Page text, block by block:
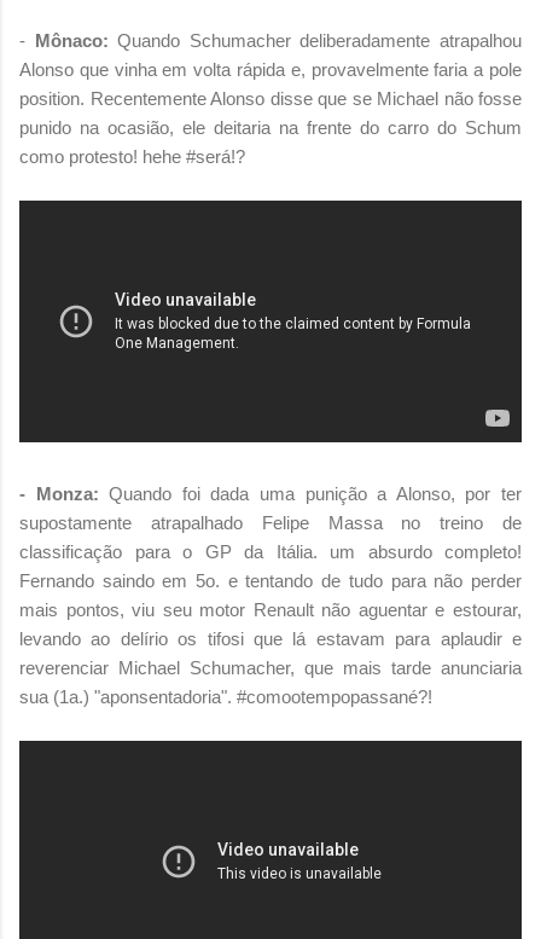
- Mônaco:Quando Schumacher deliberadamente atrapalhou
Alonso que vinha em volta rápida e, provavelmente faria a pole
position. Recentemente Alonso disse que se Michael não fosse
punido na ocasião, ele deitaria na frente do carro do Schum
como protesto! hehe #será!?
- Monza: Quando foi dada uma punição a Alonso, por ter
supostamente atrapalhado Felipe Massa no treino de
classificação para o GP da Itália. um absurdo completo!
Fernando saindo em 5o. e tentando de tudo para não perder
mais pontos, viu seu motor Renault não aguentar e estourar,
levando ao delírio os tifosi que lá estavam para aplaudir e
reverenciar Michael Schumacher, que mais tarde anunciaria
sua (1a.) "aponsentadoria". #comootempopassané?!